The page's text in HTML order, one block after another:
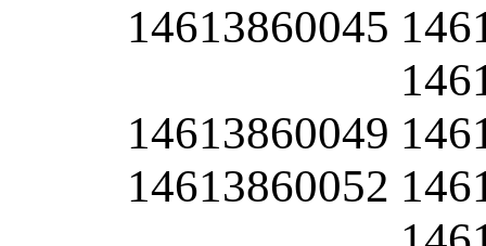
14613860045
14613860049
14613860052